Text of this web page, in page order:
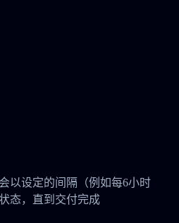
以设定的间隔（例如每6小时
态，直到交付完成